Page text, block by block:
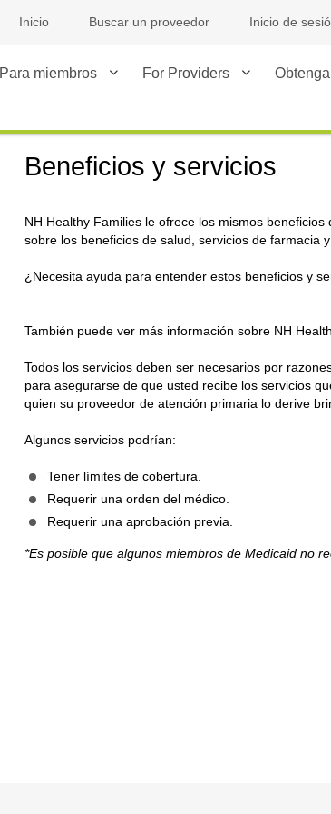
Inicio Buscar un proveedor Inicio de
Para miembros For Providers
Beneficios y servicios
NH Healthy Families le ofrece los mismos
sobre los beneficios de salud, servicios de farmacia
¿Necesita ayuda para entender estos beneficios y
También puede ver más información sobre NH
Todos los servicios deben ser necesarios por
para asegurarse de que usted recibe los servicios
quien su proveedor de atención primaria lo derive
Algunos servicios podrían:
Tener límites de cobertura.
Requerir una orden del médico.
Requerir una aprobación previa.
*Es posible que algunos miembros de Medicaid no